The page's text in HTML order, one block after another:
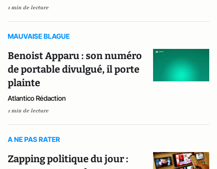
1 min de lecture
MAUVAISE BLAGUE
Benoist Apparu : son numéro
de portable divulgué, il porte
plainte
Atlantico Rédaction
1 min de lecture
A NE PAS RATER
Zapping politique du jour :